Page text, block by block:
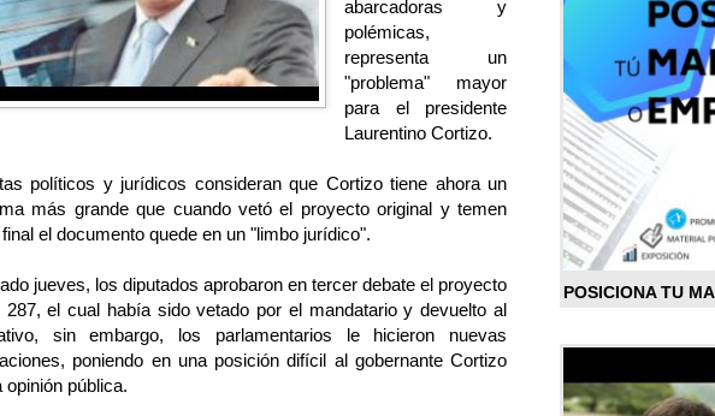
abarcadoras y
polémicas,
representa un
"problema" mayor
para el presidente
Laurentino Cortizo.
políticos y jurídicos consideran que Cortizo tiene ahora un
más grande que cuando vetó el proyecto original y temen
el documento quede en un "limbo jurídico".
jueves, los diputados aprobaron en tercer debate el proyecto
287, el cual había sido vetado por el mandatario y devuelto al
sin embargo, los parlamentarios le hicieron nuevas
poniendo en una posición difícil al gobernante Cortizo
opinión pública.
POSICIONA TU